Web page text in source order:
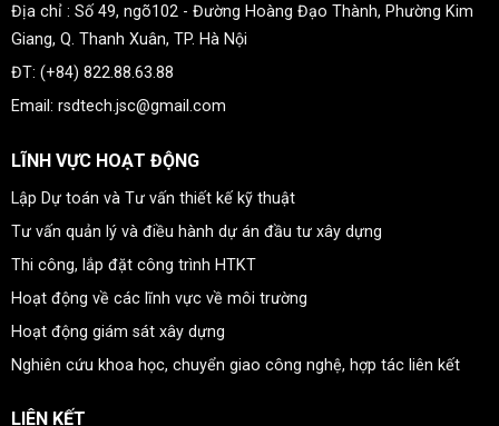
Địa chỉ : Số 49, ngõ102 - Đường Hoàng Đạo Thành, Phường Kim
Giang, Q. Thanh Xuân, TP. Hà Nội
ĐT: (+84) 822.88.63.88
Email: rsdtech.jsc@gmail.com
LĨNH VỰC HOẠT ĐỘNG
Lập Dự toán và Tư vấn thiết kế kỹ thuật
Tư vấn quản lý và điều hành dự án đầu tư xây dựng
Thi công, lắp đặt công trình HTKT
Hoạt động về các lĩnh vực về môi trường
Hoạt động giám sát xây dựng
Nghiên cứu khoa học, chuyển giao công nghệ, hợp tác liên kết
LIÊN KẾT